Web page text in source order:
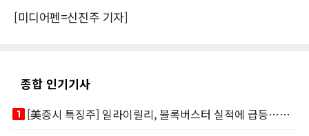
[미디어펜=신진주 기자]
종합 인기기사
looks_one
[美증시 특징주] 일라이릴리, 블록버스터 실적에 급등…마운자로 매출 폭발